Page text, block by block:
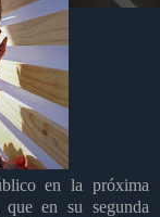
en la próxima
en su segunda